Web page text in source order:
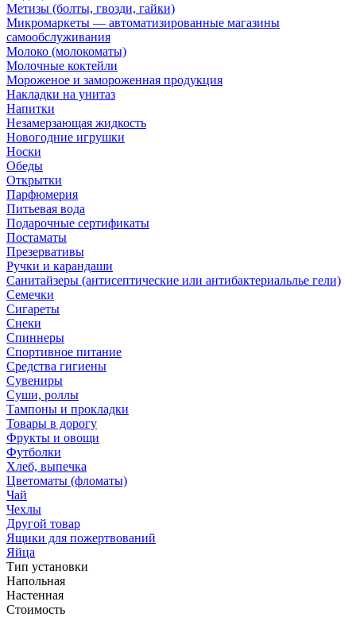
Метизы (болты, гвозди, гайки)
Микромаркеты — автоматизированные магазины
самообслуживания
Молоко (молокоматы)
Молочные коктейли
Мороженое и замороженная продукция
Накладки на унитаз
Напитки
Незамерзающая жидкость
Новогодние игрушки
Носки
Обеды
Открытки
Парфюмерия
Питьевая вода
Подарочные сертификаты
Постаматы
Презервативы
Ручки и карандаши
Санитайзеры (антисептические или антибактериальлье гели)
Семечки
Сигареты
Снеки
Спиннеры
Спортивное питание
Средства гигиены
Сувениры
Суши, роллы
Тампоны и прокладки
Товары в дорогу
Фрукты и овощи
Футболки
Хлеб, выпечка
Цветоматы (фломаты)
Чай
Чехлы
Другой товар
Ящики для пожертвований
Яйца
Тип установки
Напольная
Настенная
Стоимость